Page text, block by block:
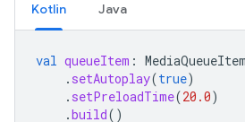
Kotlin Java
val queueItem : MediaQueueItem
. setAutoplay(true)
. setPreloadTime(20.0)
.build()